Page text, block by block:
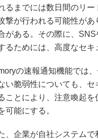
るまでには数日間のリ
撃が行われる可能性が
がある。その際に、
るためには、高度なセキ
の速報通知機能では
い脆弱性についても、
ことにより、注意喚起
可能にする。
、企業が自社システムで